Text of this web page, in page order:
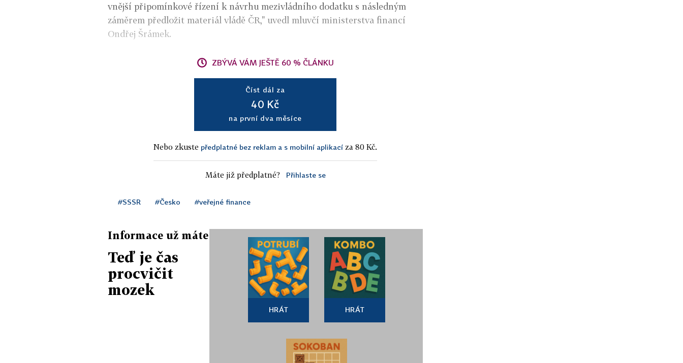
vnější připomínkové řízení k návrhu mezivládního dodatku s následným
záměrem předložit materiál vládě ČR," uvedl mluvčí ministerstva financí
Ondřej Šrámek.
ZBÝVÁ VÁM JEŠTĚ 60 % ČLÁNKU
Číst dál za
40 Kč
na první dva měsíce
Nebo zkuste předplatné bez reklam a s mobilní aplikací za 80 Kč.
Máte již předplatné? Přihlaste se
#SSSR #Česko #veřejné finance
Informace už máte
Teď je čas
procvičit
mozek
HRÁT HRÁT